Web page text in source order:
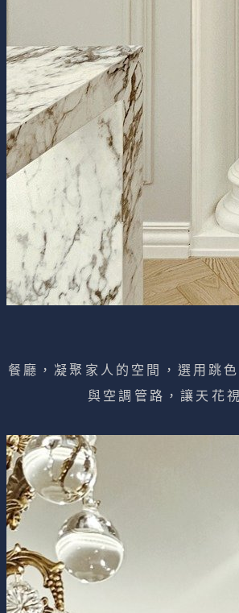
餐廳，凝聚家人的空間，選用跳
與空調管路，讓天花